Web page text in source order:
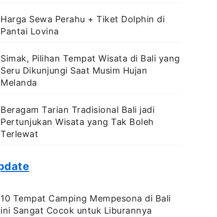
Harga Sewa Perahu + Tiket Dolphin di
Pantai Lovina
Simak, Pilihan Tempat Wisata di Bali yang
Seru Dikunjungi Saat Musim Hujan
Melanda
Beragam Tarian Tradisional Bali jadi
Pertunjukan Wisata yang Tak Boleh
Terlewat
10 Tempat Camping Mempesona di Bali
ini Sangat Cocok untuk Liburannya